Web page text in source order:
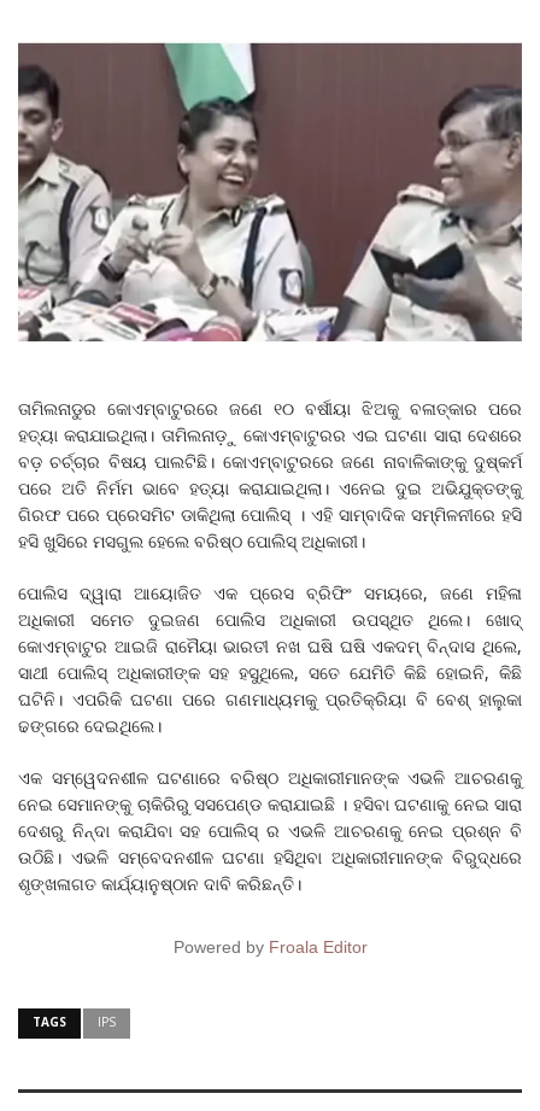
ତାମିଲନାଡୁର କୋଏମ୍ବାଟୁରରେ ଜଣେ ୧୦ ବର୍ଷୀୟା ଝିଅକୁ ବଳାତ୍କାର ପରେ
ହତ୍ୟା କରାଯାଇଥିଲା। ତାମିଲନାଡ଼ୁ କୋଏମ୍ବାଟୁରର ଏଇ ଘଟଣା ସାରା ଦେଶରେ
ବଡ଼ ଚର୍ଚ୍ଚାର ବିଷୟ ପାଲଟିଛି। କୋଏମ୍ବାଟୁରରେ ଜଣେ ନାବାଳିକାଙ୍କୁ ଦୁଷ୍କର୍ମ
ପରେ ଅତି ନିର୍ମମ ଭାବେ ହତ୍ୟା କରାଯାଇଥିଲା। ଏନେଇ ଦୁଇ ଅଭିଯୁକ୍ତଙ୍କୁ
ଗିରଫ ପରେ ପ୍ରେସମିଟ ଡାକିଥିଲା ପୋଲିସ୍ । ଏହି ସାମ୍ବାଦିକ ସମ୍ମିଳନୀରେ ହସି
ହସି ଖୁସିରେ ମସଗୁଲ ହେଲେ ବରିଷ୍ଠ ପୋଲିସ୍ ଅଧିକାରୀ।
ପୋଲିସ ଦ୍ୱାରା ଆୟୋଜିତ ଏକ ପ୍ରେସ ବ୍ରିଫିଂ ସମୟରେ, ଜଣେ ମହିଳା
ଅଧିକାରୀ ସମେତ ଦୁଇଜଣ ପୋଲିସ ଅଧିକାରୀ ଉପସ୍ଥିତ ଥିଲେ। ଖୋଦ୍
କୋଏମ୍ବାଟୁର ଆଇଜି ରାମୈୟା ଭାରତୀ ନଖ ଘଷି ଘଷି ଏକଦମ୍ ବିନ୍ଦାସ ଥିଲେ,
ସାଥୀ ପୋଲିସ୍ ଅଧିକାରୀଙ୍କ ସହ ହସୁଥିଲେ, ସତେ ଯେମିତି କିଛି ହୋଇନି, କିଛି
ଘଟିନି। ଏପରିକି ଘଟଣା ପରେ ଗଣମାଧ୍ୟମକୁ ପ୍ରତିକ୍ରିୟା ବି ବେଶ୍ ହାଲୁକା
ଢଙ୍ଗରେ ଦେଇଥିଲେ।
ଏକ ସମ୍ୱେଦନଶୀଳ ଘଟଣାରେ ବରିଷ୍ଠ ଅଧିକାରୀମାନଙ୍କ ଏଭଳି ଆଚରଣକୁ
ନେଇ ସେମାନଙ୍କୁ ଚାକିରିରୁ ସସପେଣ୍ଡ କରାଯାଇଛି । ହସିବା ଘଟଣାକୁ ନେଇ ସାରା
ଦେଶରୁ ନିନ୍ଦା କରାଯିବା ସହ ପୋଲିସ୍ ର ଏଭଳି ଆଚରଣକୁ ନେଇ ପ୍ରଶ୍ନ ବି
ଉଠିଛି। ଏଭଳି ସମ୍ବେଦନଶୀଳ ଘଟଣା ହସିଥିବା ଅଧିକାରୀମାନଙ୍କ ବିରୁଦ୍ଧରେ
ଶୃଙ୍ଖଳାଗତ କାର୍ଯ୍ୟାନୁଷ୍ଠାନ ଦାବି କରିଛନ୍ତି।
Powered by Froala Editor
TAGS IPS